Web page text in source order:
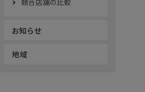
競合店舗の比較
お知らせ
地域